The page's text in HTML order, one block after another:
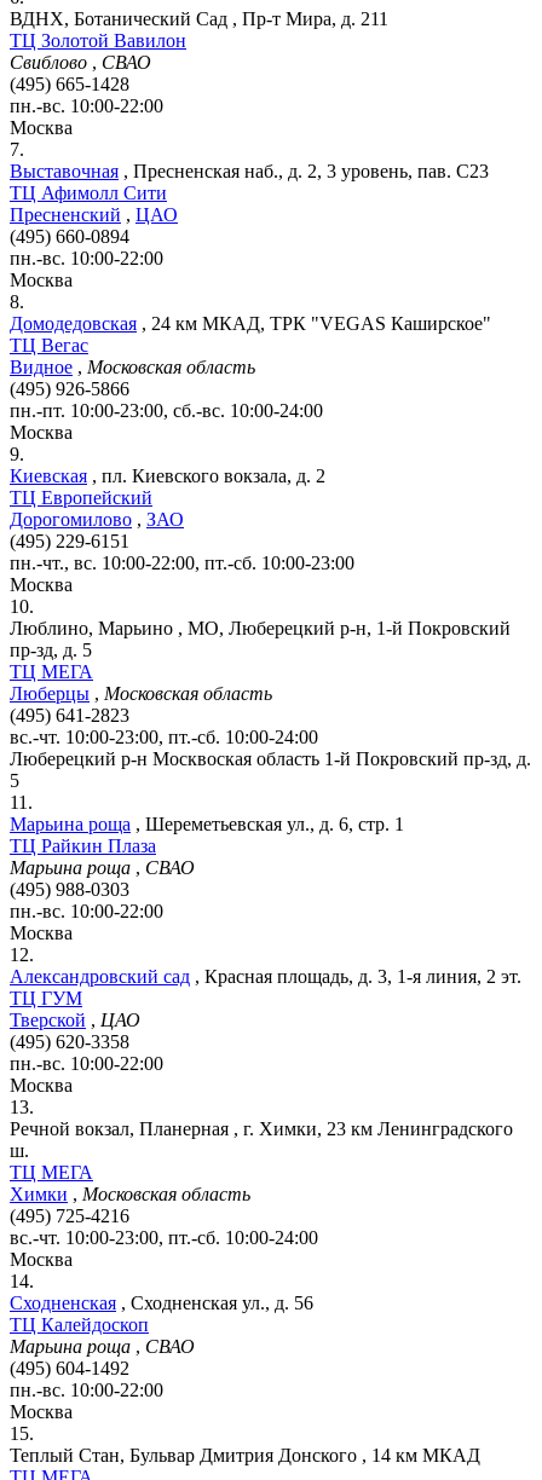
ВДНХ, Ботанический Сад , Пр-т Мира, д. 211
ТЦ Золотой Вавилон
Свиблово , СВАО
(495) 665-1428
пн.-вс. 10:00-22:00
Москва
7.
Выставочная , Пресненская наб., д. 2, 3 уровень, пав. С23
ТЦ Афимолл Сити
Пресненский , ЦАО
(495) 660-0894
пн.-вс. 10:00-22:00
Москва
8.
Домодедовская , 24 км МКАД, ТРК "VEGAS Каширское"
ТЦ Вегас
Видное , Московская область
(495) 926-5866
пн.-пт. 10:00-23:00, сб.-вс. 10:00-24:00
Москва
9.
Киевская , пл. Киевского вокзала, д. 2
ТЦ Европейский
Дорогомилово , ЗАО
(495) 229-6151
пн.-чт., вс. 10:00-22:00, пт.-сб. 10:00-23:00
Москва
10.
Люблино, Марьино , МО, Люберецкий р-н, 1-й Покровский
пр-зд, д. 5
ТЦ МЕГА
Люберцы , Московская область
(495) 641-2823
вс.-чт. 10:00-23:00, пт.-сб. 10:00-24:00
Люберецкий р-н Москвоская область 1-й Покровский пр-зд, д.
5
11.
Марьина роща , Шереметьевская ул., д. 6, стр. 1
ТЦ Райкин Плаза
Марьина роща , СВАО
(495) 988-0303
пн.-вс. 10:00-22:00
Москва
12.
Александровский сад , Красная площадь, д. 3, 1-я линия, 2 эт.
ТЦ ГУМ
Тверской , ЦАО
(495) 620-3358
пн.-вс. 10:00-22:00
Москва
13.
Речной вокзал, Планерная , г. Химки, 23 км Ленинградского
ш.
ТЦ МЕГА
Химки , Московская область
(495) 725-4216
вс.-чт. 10:00-23:00, пт.-сб. 10:00-24:00
Москва
14.
Сходненская , Сходненская ул., д. 56
ТЦ Калейдоскоп
Марьина роща , СВАО
(495) 604-1492
пн.-вс. 10:00-22:00
Москва
15.
Теплый Стан, Бульвар Дмитрия Донского , 14 км МКАД